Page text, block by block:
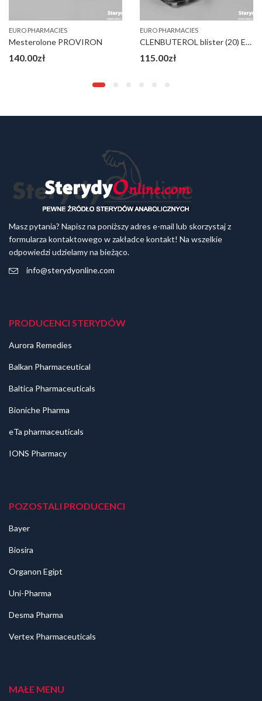
EURO PHARMACIES
Mesterolone PROVIRON
140.00zł
EURO PHARMACIES
CLENBUTEROL blister (20) EP tabl
115.00zł
Masz pytania? Napisz na poniższy adres e-mail lub skorzystaj z
formularza kontaktowego w zakładce kontakt! Na wszelkie
odpowiedzi udzielamy na bieżąco.
info@sterydyonline.com
PRODUCENCI STERYDÓW
Aurora Remedies
Balkan Pharmaceutical
Baltica Pharmaceuticals
Bioniche Pharma
eTa pharmaceuticals
IONS Pharmacy
POZOSTALI PRODUCENCI
Bayer
Biosira
Organon Egipt
Uni-Pharma
Desma Pharma
Vertex Pharmaceuticals
MAŁE MENU